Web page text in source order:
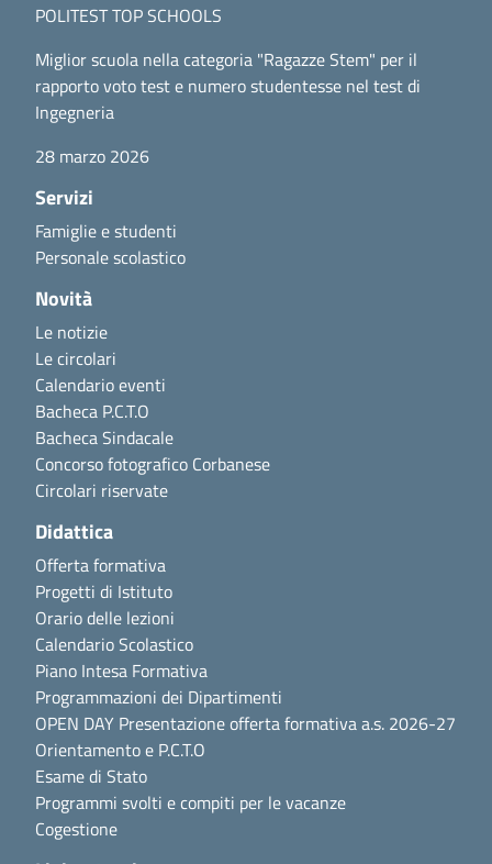
POLITEST TOP SCHOOLS
Miglior scuola nella categoria "Ragazze Stem" per il
rapporto voto test e numero studentesse nel test di
Ingegneria
28 marzo 2026
Servizi
Famiglie e studenti
Personale scolastico
Novità
Le notizie
Le circolari
Calendario eventi
Bacheca P.C.T.O
Bacheca Sindacale
Concorso fotografico Corbanese
Circolari riservate
Didattica
Offerta formativa
Progetti di Istituto
Orario delle lezioni
Calendario Scolastico
Piano Intesa Formativa
Programmazioni dei Dipartimenti
OPEN DAY Presentazione offerta formativa a.s. 2026-27
Orientamento e P.C.T.O
Esame di Stato
Programmi svolti e compiti per le vacanze
Cogestione